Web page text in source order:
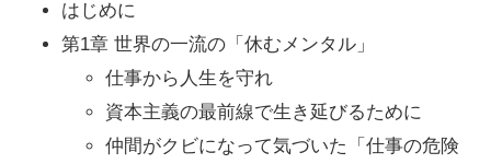
はじめに
第1章 世界の一流の「休むメンタル」
仕事から人生を守れ
資本主義の最前線で生き延びるために
仲間がクビになって気づいた「仕事の危険